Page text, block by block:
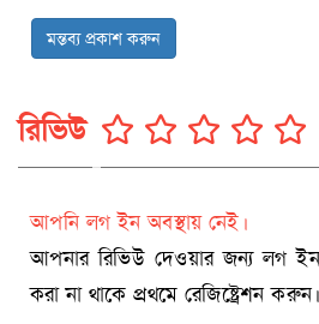
মন্তব্য প্রকাশ করুন
রিভিউ
আপনি লগ ইন অবস্থায় নেই।
আপনার রিভিউ দেওয়ার জন্য লগ ইন
করা না থাকে প্রথমে রেজিষ্ট্রেশন করুন।